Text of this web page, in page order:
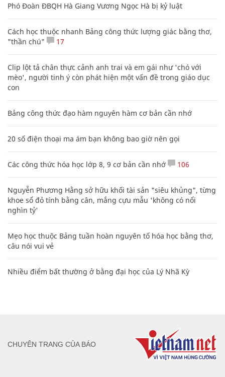
Phó Đoàn ĐBQH Hà Giang Vương Ngọc Hà bị kỷ luật
Cách học thuộc nhanh Bảng công thức lượng giác bằng thơ,
"thần chú"
17
Clip lột tả chân thực cảnh anh trai và em gái như 'chó với
mèo', người tinh ý còn phát hiện một vấn đề trong giáo dục
con
Bảng công thức đạo hàm nguyên hàm cơ bản cần nhớ
20 số điện thoại ma ám bạn không bao giờ nên gọi
Các công thức hóa học lớp 8, 9 cơ bản cần nhớ 106
Nguyễn Phương Hằng sở hữu khối tài sản "siêu khủng", từng
khoe sổ đỏ tính bằng cân, mắng cựu mẫu 'không có nổi
nghìn tỷ'
Mẹo học thuộc Bảng tuần hoàn nguyên tố hóa học bằng thơ,
câu nói vui vẻ
Nhiều điểm bất thường ở bằng đại học của Lý Nhã Kỳ
CHUYÊN TRANG CỦA BÁO